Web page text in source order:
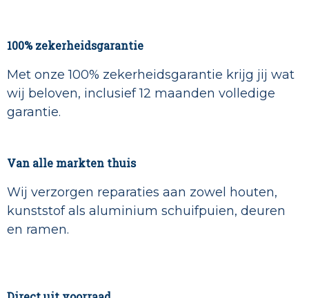
100% zekerheidsgarantie
Met onze 100% zekerheidsgarantie krijg jij wat
wij beloven, inclusief 12 maanden volledige
garantie.
Van alle markten thuis
Wij verzorgen reparaties aan zowel houten,
kunststof als aluminium schuifpuien, deuren
en ramen.